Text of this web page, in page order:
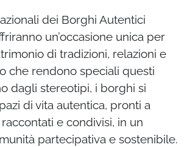
dei Borghi Autentici
un’occasione unica per
di tradizioni, relazioni e
che rendono speciali questi
dagli stereotipi, i borghi si
di vita autentica, pronti a
e condivisi, in un
partecipativa e sostenibile.